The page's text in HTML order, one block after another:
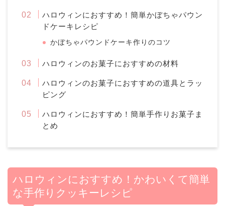
ハロウィンにおすすめ！簡単かぼちゃパウン
ドケーキレシピ
かぼちゃパウンドケーキ作りのコツ
ハロウィンのお菓子におすすめの材料
ハロウィンのお菓子におすすめの道具とラッ
ピング
ハロウィンにおすすめ！簡単手作りお菓子ま
とめ
ハロウィンにおすすめ！かわいくて簡単
な手作りクッキーレシピ